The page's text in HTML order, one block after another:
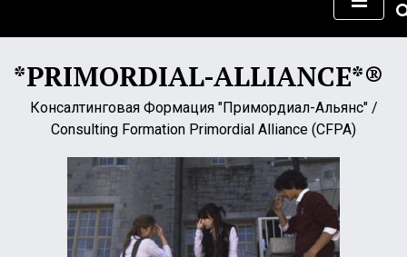
*PRIMORDIAL-ALLIANCE*®
Консалтинговая Формация "Примордиал-Альянс" /
Consulting Formation Primordial Alliance (CFPA)